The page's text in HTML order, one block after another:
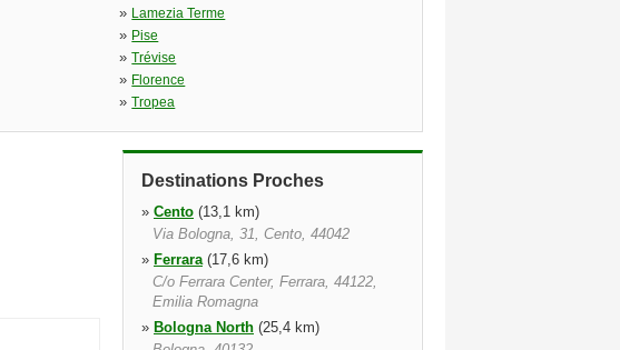
» Lamezia Terme
» Pise
»Trévise
» Florence
»Tropea
Destinations Proches
» Cento (13,1 km)
Via Bologna, 31, Cento, 44042
» Ferrara(17,6 km)
C/o Ferrara Center, Ferrara, 44122,
Emilia Romagna
» Bologna North (25,4 km)